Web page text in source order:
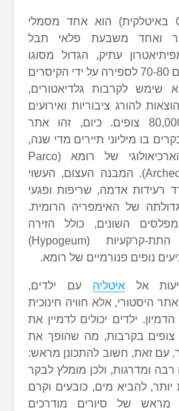
ואחד משבעת פלאי תבל
עתיק, הגדול מסוגו
בעולם, שנבנה בין השנים 70-80 לספירה על ידי הקיסרים
שימש לקרבות גלדיאטורים,
להורג ציבוריות ואירועים
אחרים שמשכו עד 80,000 צופים. כיום, זהו אתר
בו מיליוני תיירים מדי שנה,
והוא חלק מפארק הארכיאולוגי של רומא (Parco
Archeologico del Colosseo). המבנה העצום, העשוי
רעידות אדמה, שריפות ופגעי
של האימפריה הרומית.
השונים, כולל הזירה
(Arena), המנהרות התת-קרקעיות (Hypogeum)
נופים פנורמיים של רומא.
אלאיטליה עם ילדים,
היסטורי, אלא חוויה חינוכית
ילדים יכולים לדמיין את
צופים בקרבות, מה שהופך את
עם זאת, חשוב להתכונן מראש:
רבה ומדרגות, ולכן מומלץ לבקר
להביא מים, כובעים וקרם
מראש של סיורים מודרכים